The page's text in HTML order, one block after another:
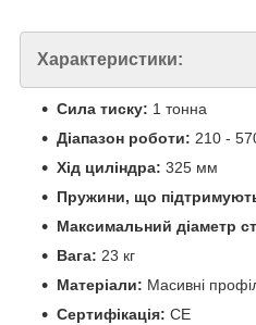
Характеристики:
Сила тиску: 1 тонна
Діапазон роботи: 210 -
Хід циліндра: 325 мм
Пружини, що
Максимальний діаметр
Вага: 23 кг
Матеріали: Масивні
Сертифікація: CE